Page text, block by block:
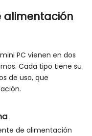
alimentación
PC vienen en dos
Cada tipo tiene su
de uso, que
de alimentación